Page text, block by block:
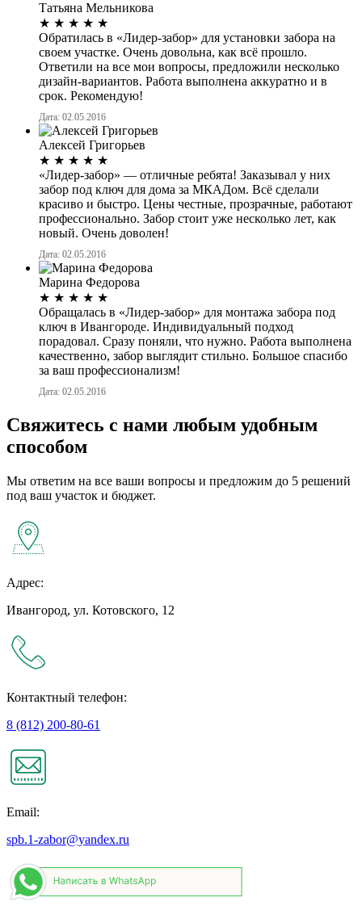
Татьяна Мельникова
★ ★ ★ ★ ★
Обратилась в «Лидер-забор» для установки забора на
своем участке. Очень довольна, как всё прошло.
Ответили на все мои вопросы, предложили несколько
дизайн-вариантов. Работа выполнена аккуратно и в
срок. Рекомендую!
Дата: 02.05.2016
Алексей Григорьев
★ ★ ★ ★ ★
«Лидер-забор» — отличные ребята! Заказывал у них
забор под ключ для дома за МКАДом. Всё сделали
красиво и быстро. Цены честные, прозрачные, работают
профессионально. Забор стоит уже несколько лет, как
новый. Очень доволен!
Дата: 02.05.2016
Марина Федорова
★ ★ ★ ★ ★
Обращалась в «Лидер-забор» для монтажа забора под
ключ в Ивангороде. Индивидуальный подход
порадовал. Сразу поняли, что нужно. Работа выполнена
качественно, забор выглядит стильно. Большое спасибо
за ваш профессионализм!
Дата: 02.05.2016
Свяжитесь с нами любым удобным
способом
Мы ответим на все ваши вопросы и предложим до 5 решений
под ваш участок и бюджет.
Адрес:
Ивангород, ул. Котовского, 12
Контактный телефон:
8 (812) 200-80-61
Email:
spb.1-zabor@yandex.ru